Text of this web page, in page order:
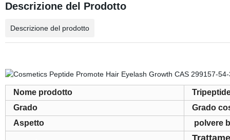
Descrizione del Prodotto
Descrizione del prodotto
Nome prodotto
Grado
Grado
Aspetto
polvere